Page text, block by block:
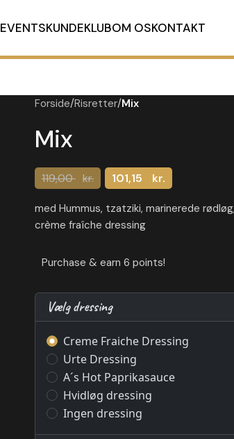
EVENTSKUNDEKLUBOM OSKONTAKT
Forside/Risretter/Mix
Mix
Den
oprindelige
var:
119,00 kr..
119,00 kr. Den
aktuelle
er:
119,00 kr..
101,15 kr.
med Hummus, tzatziki, marinerede
crème fraîche dressing
Purchase & earn 6 points!